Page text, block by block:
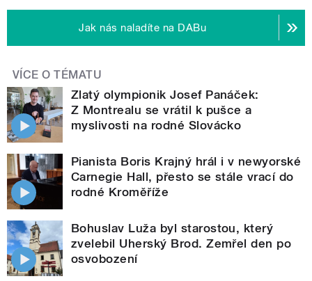
Jak nás naladíte na DABu
VÍCE O TÉMATU
Zlatý olympionik Josef Panáček:
Z Montrealu se vrátil k pušce a
myslivosti na rodné Slovácko
Pianista Boris Krajný hrál i v newyorské
Carnegie Hall, přesto se stále vrací do
rodné Kroměříže
Bohuslav Luža byl starostou, který
zvelebil Uherský Brod. Zemřel den po
osvobození